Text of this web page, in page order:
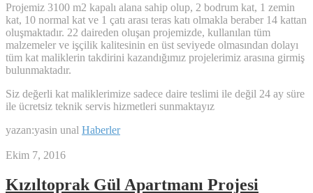
Projemiz 3100 m2 kapalı alana sahip olup, 2 bodrum kat, 1 zemin
kat, 10 normal kat ve 1 çatı arası teras katı olmakla beraber 14 kattan
oluşmaktadır. 22 daireden oluşan projemizde, kullanılan tüm
malzemeler ve işçilik kalitesinin en üst seviyede olmasından dolayı
tüm kat maliklerin takdirini kazandığımız projelerimiz arasına girmiş
bulunmaktadır.
Siz değerli kat maliklerimize sadece daire teslimi ile değil 24 ay süre
ile ücretsiz teknik servis hizmetleri sunmaktayız
yazan:yasin unal Haberler
Ekim 7, 2016
Kızıltoprak Gül Apartmanı Projesi